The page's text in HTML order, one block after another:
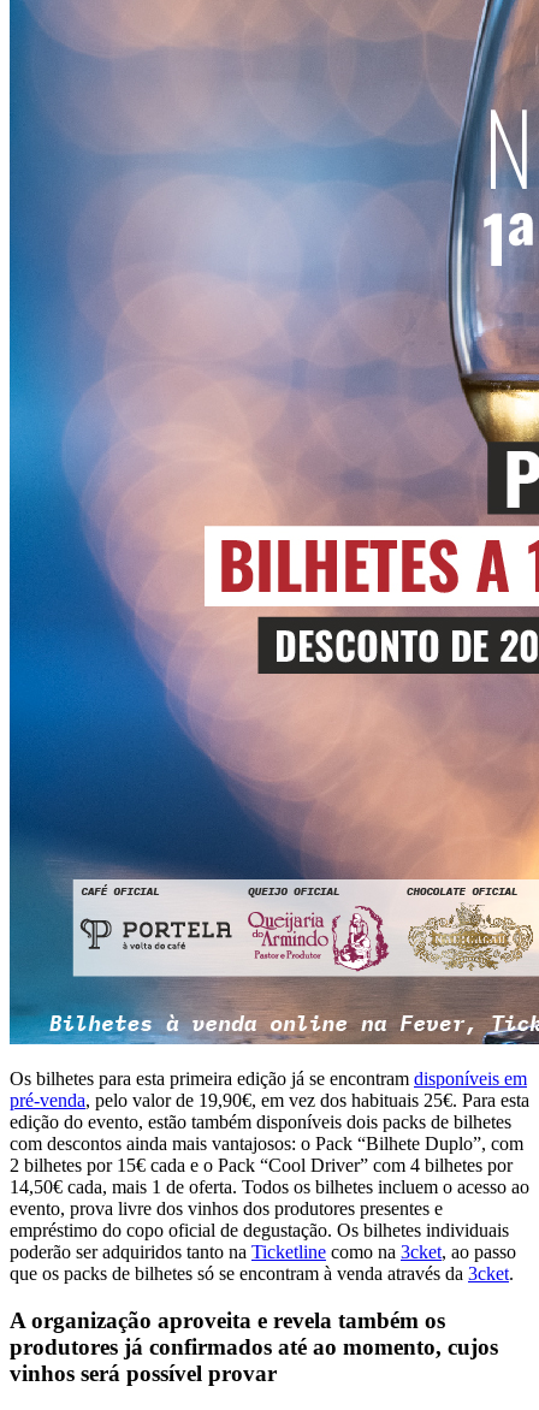
Os bilhetes para esta primeira edição já se encontram disponíveis em
pré-venda, pelo valor de 19,90€, em vez dos habituais 25€. Para esta
edição do evento, estão também disponíveis dois packs de bilhetes
com descontos ainda mais vantajosos: o Pack “Bilhete Duplo”, com
2 bilhetes por 15€ cada e o Pack “Cool Driver” com 4 bilhetes por
14,50€ cada, mais 1 de oferta. Todos os bilhetes incluem o acesso ao
evento, prova livre dos vinhos dos produtores presentes e
empréstimo do copo oficial de degustação. Os bilhetes individuais
poderão ser adquiridos tanto na Ticketline como na 3cket, ao passo
que os packs de bilhetes só se encontram à venda através da 3cket.
A organização aproveita e revela também os
produtores já confirmados até ao momento, cujos
vinhos será possível provar